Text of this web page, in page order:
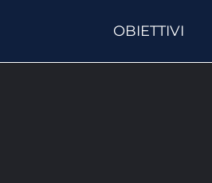
OBIETTIVI